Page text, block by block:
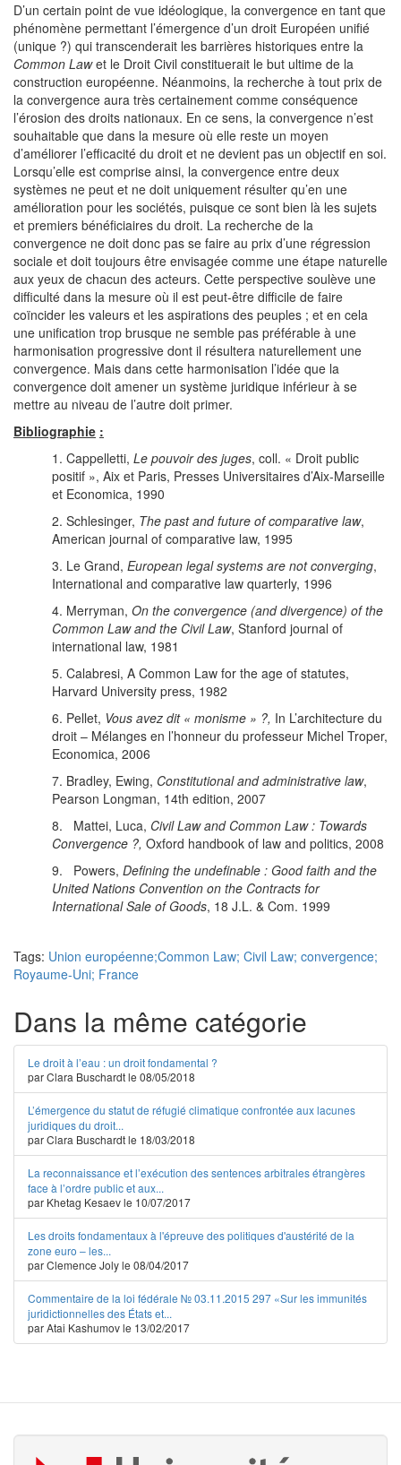
D’un certain point de vue idéologique, la convergence en tant que
phénomène permettant l’émergence d’un droit Européen unifié
(unique ?) qui transcenderait les barrières historiques entre la
Common Lawet le Droit Civil constituerait le but ultime de la
construction européenne. Néanmoins, la recherche à tout prix de
la convergence aura très certainement comme conséquence
l’érosion des droits nationaux. En ce sens, la convergence n’est
souhaitable que dans la mesure où elle reste un moyen
d’améliorer l’efficacité du droit et ne devient pas un objectif en soi.
Lorsqu’elle est comprise ainsi, la convergence entre deux
systèmes ne peut et ne doit uniquement résulter qu’en une
amélioration pour les sociétés, puisque ce sont bien là les sujets
et premiers bénéficiaires du droit. La recherche de la
convergence ne doit donc pas se faire au prix d’une régression
sociale et doit toujours être envisagée comme une étape naturelle
aux yeux de chacun des acteurs. Cette perspective soulève une
difficulté dans la mesure où il est peut-être difficile de faire
coïncider les valeurs et les aspirations des peuples ; et en cela
une unification trop brusque ne semble pas préférable à une
harmonisation progressive dont il résultera naturellement une
convergence. Mais dans cette harmonisation l’idée que la
convergence doit amener un système juridique inférieur à se
mettre au niveau de l’autre doit primer.
Bibliographie :
1. Cappelletti, Le pouvoir des juges, coll. « Droit public
positif », Aix et Paris, Presses Universitaires d’Aix-Marseille
et Economica, 1990
2. Schlesinger, The past and future of comparative law,
American journal of comparative law, 1995
3. Le Grand, European legal systems are not converging,
International and comparative law quarterly, 1996
4. Merryman, On the convergence (and divergence) of the
Common Law and the Civil Law, Stanford journal of
international law, 1981
5. Calabresi, A Common Law for the age of statutes,
Harvard University press, 1982
6. Pellet, Vous avez dit « monisme » ?, In L’architecture du
droit – Mélanges en l’honneur du professeur Michel Troper,
Economica, 2006
7. Bradley, Ewing, Constitutional and administrative law,
Pearson Longman, 14th edition, 2007
8. Mattei, Luca, Civil Law and Common Law : Towards
Convergence ?, Oxford handbook of law and politics, 2008
9. Powers, Defining the undefinable : Good faith and the
United Nations Convention on the Contracts for
International Sale of Goods, 18 J.L. & Com. 1999
Tags: Union européenne;Common Law; Civil Law; convergence;
Royaume-Uni; France
Dans la même catégorie
Le droit à l’eau : un droit fondamental ?
par Clara Buschardt le 08/05/2018
L’émergence du statut de réfugié climatique confrontée aux lacunes
juridiques du droit...
par Clara Buschardt le 18/03/2018
La reconnaissance et l’exécution des sentences arbitrales étrangères
face à l’ordre public et aux...
par Khetag Kesaev le 10/07/2017
Les droits fondamentaux à l'épreuve des politiques d'austérité de la
zone euro – les...
par Clemence Joly le 08/04/2017
Commentaire de la loi fédérale № 03.11.2015 297 «Sur les immunités
juridictionnelles des États et...
par Atai Kashumov le 13/02/2017